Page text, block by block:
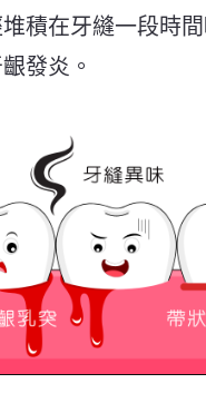
積在牙縫一段時
發炎。